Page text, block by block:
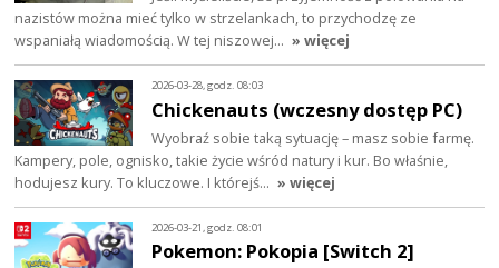
nazistów można mieć tylko w strzelankach, to przychodzę ze
wspaniałą wiadomością. W tej niszowej… » więcej
2026-03-28, godz. 08:03
Chickenauts (wczesny dostęp PC)
Wyobraź sobie taką sytuację – masz sobie farmę.
Kampery, pole, ognisko, takie życie wśród natury i kur. Bo właśnie,
hodujesz kury. To kluczowe. I którejś… » więcej
2026-03-21, godz. 08:01
Pokemon: Pokopia [Switch 2]